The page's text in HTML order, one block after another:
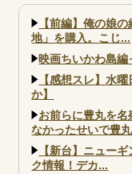
【前編】俺の娘
地」を購入。こじ...
映画ちいかわ島編
【感想スレ】水
か】
お前らに豊丸を
なかったせいで豊
【新台】ニュー
ク情報！デカ...